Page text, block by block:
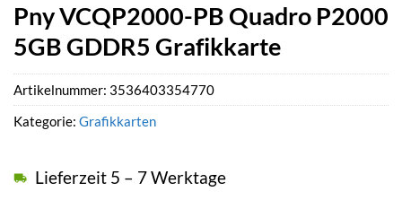
Pny VCQP2000-PB Quadro P2000
5GB GDDR5 Grafikkarte
Lieferzeit 5 – 7 Werktage
Artikelnummer: 3536403354770
Kategorie: Grafikkarten